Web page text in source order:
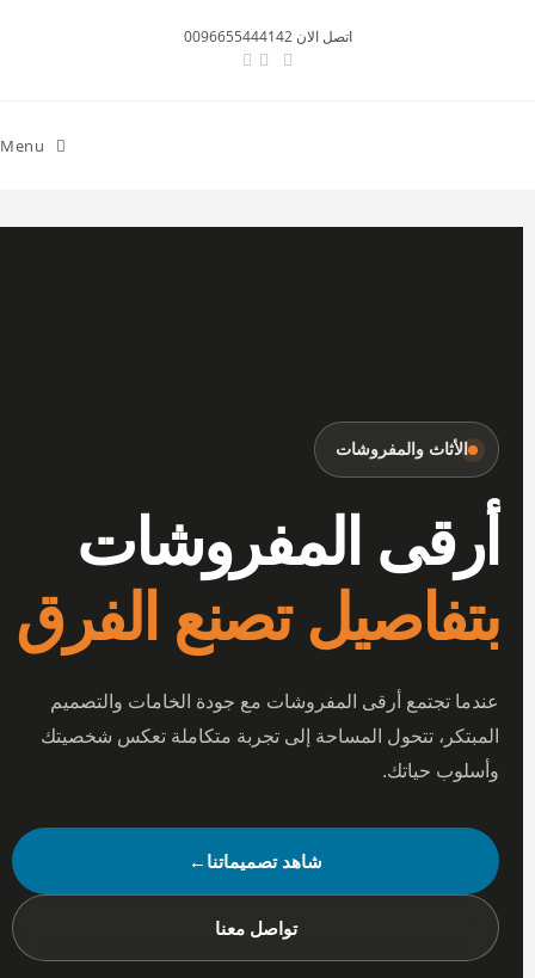
اتصل الان 0096655444142
Menu
الأثاث والمفروشات
أرقى المفروشات
بتفاصيل تصنع الفرق
عندما تجتمع أرقى المفروشات مع جودة الخامات والتصميم
المبتكر، تتحول المساحة إلى تجربة متكاملة تعكس شخصيتك
وأسلوب حياتك.
شاهد تصميماتنا←
تواصل معنا